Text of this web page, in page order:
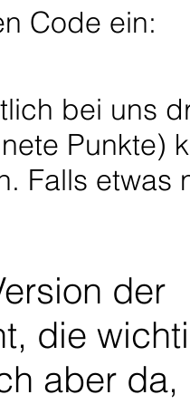
Code ein:
bei uns
Punkte)
Falls etwas
der
die
aber da,